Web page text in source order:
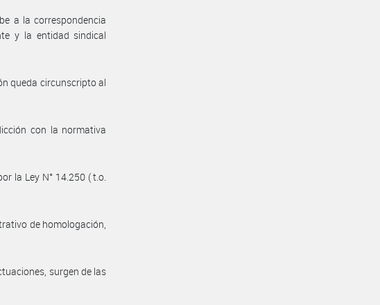
a la correspondencia
y la entidad sindical
queda circunscripto al
con la normativa
la Ley N° 14.250 ( t.o.
de homologación,
surgen de las